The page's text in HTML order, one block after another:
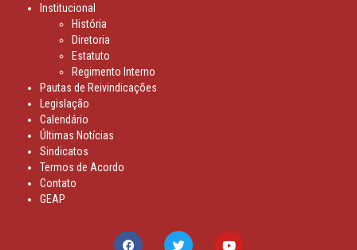
Institucional
História
Diretoria
Estatuto
Regimento Interno
Pautas de Reivindicações
Legislação
Calendário
Últimas Notícias
Sindicatos
Termos de Acordo
Contato
GEAP